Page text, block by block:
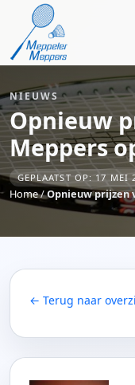
NIEUWS
Opnieuw
Meppers
GEPLAATST OP: 17 MEI
Home/Opnieuw prijzen
← Terug naar